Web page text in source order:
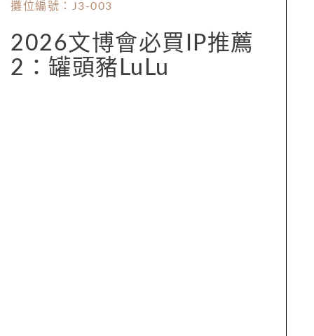
攤位編號：J3-003
2026文博會必買IP推薦
2：罐頭豬LuLu